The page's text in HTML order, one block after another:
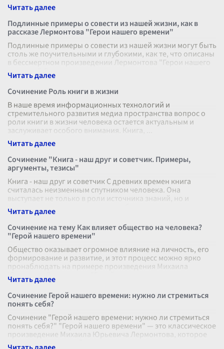
Подлинные примеры о совести из нашей жизни, как в
рассказе Лермонтова "Герои нашего времени"
Подлинные примеры о совести из нашей жизни могут быть
столь же поучительными и глубокими, как те, что описаны
в бессмертном произведении Лермонтова "Герои нашего
времени". В этом л
Сочинение Роль книги в жизни
В наше время информационных технологий и
стремительного развития медиа пространства вопрос о
роли книги в жизни человека остается актуальным и
заслуживает особого внимания. Книга,
Сочинение "Книга - наш друг и советчик. Примеры,
аргументы, тезисы"
Книга - наш друг и советчик С древних времен книга
считалась неизменным спутником человека. Она
выступает не только в роли источника знаний, но и
верного друга и советчика, способ
Сочинение на тему Как влияет общество на человека?
"Герой нашего времени"
Общество оказывает огромное влияние на личность, его
формирование и развитие, и этот процесс можно ярко
пронаблюдать на примере произведения Михаила
Юрьевича Лермонтова "Герой наше
Сочинение Герой нашего времени: нужно ли стремиться
понять себя?
Сочинение "Герой нашего времени: нужно ли стремиться
понять себя?" "Герой нашего времени" — это классическое
произведение Михаила Юрьевича Лермонтова, которое
погружает читателей